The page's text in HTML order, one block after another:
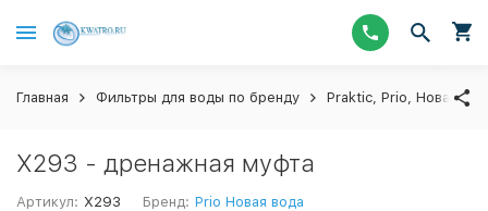
Главная Фильтры для воды по бренду Praktic, Prio, Новая
X293 - дренажная муфта
Артикул: X293 Бренд: Prio Новая вода